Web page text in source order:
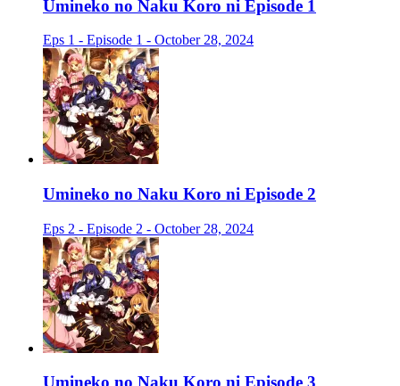
Umineko no Naku Koro ni Episode 1
Eps 1 - Episode 1 - October 28, 2024
Umineko no Naku Koro ni Episode 2
Eps 2 - Episode 2 - October 28, 2024